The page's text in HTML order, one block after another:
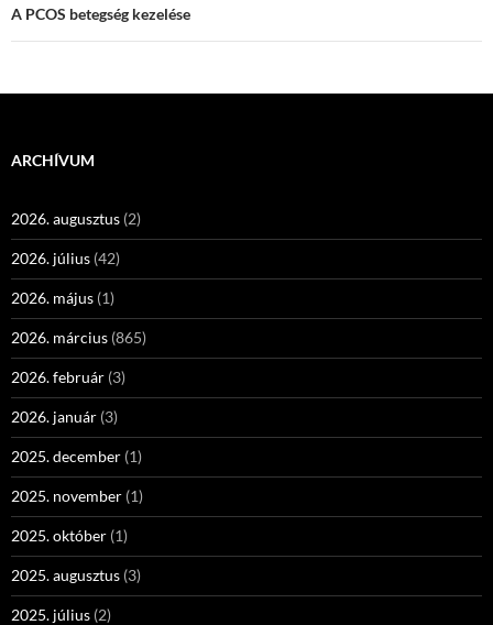
A PCOS betegség kezelése
ARCHÍVUM
2026. augusztus (2)
2026. július (42)
2026. május (1)
2026. március (865)
2026. február (3)
2026. január (3)
2025. december (1)
2025. november (1)
2025. október (1)
2025. augusztus (3)
2025. július (2)